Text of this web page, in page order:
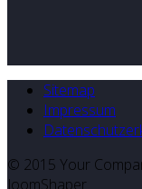
Sitemap
Impressum
© 2015 Your
JoomShaper